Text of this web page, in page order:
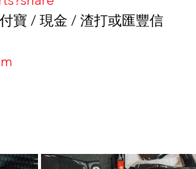
寶 / 現金 / 渣打或匯豐信